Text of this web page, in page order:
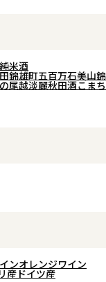
しく調和。264回の満
経て辿り着いた、透き
米酒
錦雄町五百万石美山錦
尾越淡麗秋田酒こまち
ンオレンジワイン
産 ドイツ産